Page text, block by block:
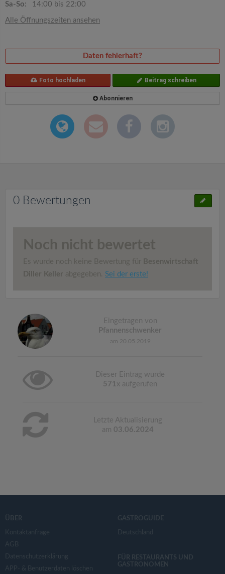
Sa-So: 14:00 bis 22:00
Alle Öffnungszeiten ansehen
Daten fehlerhaft?
Foto hochladen Beitrag schreiben
Abonnieren
0 Bewertungen
Noch nicht bewertet
Es wurde noch keine Bewertung für Besenwirtschaft
Diller Keller abgegeben. Sei der erste!
Eingetragen von
Pfannenschwenker
am 20.05.2019
Dieser Eintrag wurde
571 x aufgerufen
Letzte Aktualisierung
am 03.06.2024
ÜBER
Kontaktanfrage
AGB
Datenschutzerklärung
APP- & Benutzerdaten löschen
GASTROGUIDE
Deutschland
FÜR RESTAURANTS UND
GASTRONOMEN
t
n